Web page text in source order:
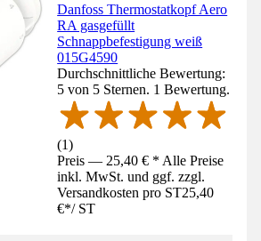
Danfoss Thermostatkopf Aero
RA gasgefüllt
Schnappbefestigung weiß
015G4590
Durchschnittliche Bewertung:
5 von 5 Sternen. 1 Bewertung.
(1)
Preis — 25,40 € * Alle Preise
inkl. MwSt. und ggf. zzgl.
Versandkosten pro ST25,40
€*/ ST